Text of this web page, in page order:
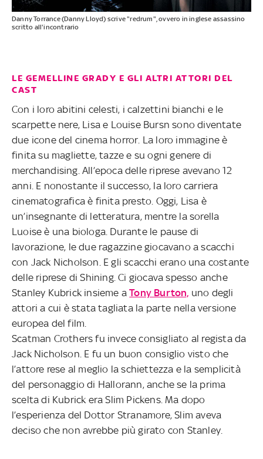
Danny Torrance (Danny Lloyd) scrive "redrum", ovvero in inglese assassino
scritto all'incontrario
LE GEMELLINE GRADY E GLI ALTRI ATTORI DEL
CAST
Con i loro abitini celesti, i calzettini bianchi e le
scarpette nere, Lisa e Louise Bursn sono diventate
due icone del cinema horror. La loro immagine è
finita su magliette, tazze e su ogni genere di
merchandising. All’epoca delle riprese avevano 12
anni. E nonostante il successo, la loro carriera
cinematografica è finita presto. Oggi, Lisa è
un’insegnante di letteratura, mentre la sorella
Luoise è una biologa. Durante le pause di
lavorazione, le due ragazzine giocavano a scacchi
con Jack Nicholson. E gli scacchi erano una costante
delle riprese di Shining. Ci giocava spesso anche
Stanley Kubrick insieme aTony Burton, uno degli
attori a cui è stata tagliata la parte nella versione
europea del film.
Scatman Crothers fu invece consigliato al regista da
Jack Nicholson. E fu un buon consiglio visto che
l’attore rese al meglio la schiettezza e la semplicità
del personaggio di Hallorann, anche se la prima
scelta di Kubrick era Slim Pickens. Ma dopo
l’esperienza del Dottor Stranamore, Slim aveva
deciso che non avrebbe più girato con Stanley.